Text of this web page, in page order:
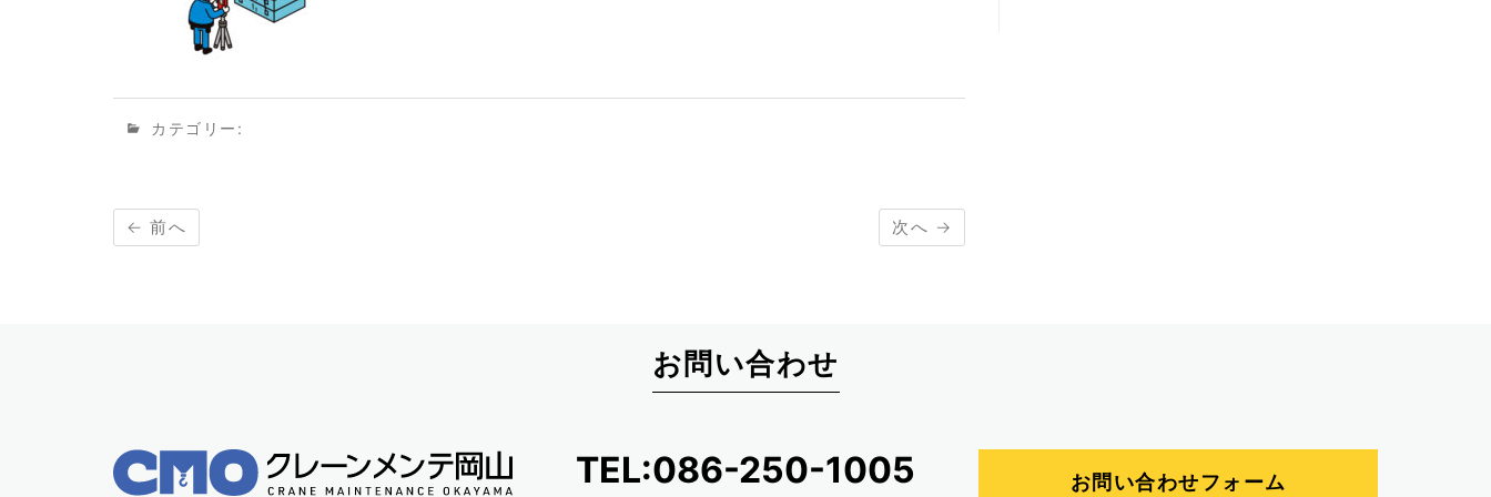
カテゴリー:
← 前へ 次へ →
お問い合わせ
TEL:086-250-1005
お問い合わせフォーム